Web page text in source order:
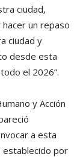
ciudad,
un repaso
ciudad y
desde esta
el 2026”.
y Acción
a esta
establecido por